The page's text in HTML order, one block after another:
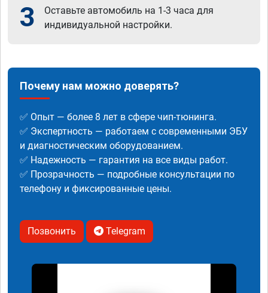
3
Оставьте автомобиль на 1-3 часа для
индивидуальной настройки.
Почему нам можно доверять?
✅ Опыт — более 8 лет в сфере чип-тюнинга.
✅ Экспертность — работаем с современными ЭБУ
и диагностическим оборудованием.
✅ Надежность — гарантия на все виды работ.
✅ Прозрачность — подробные консультации по
телефону и фиксированные цены.
Позвонить Telegram